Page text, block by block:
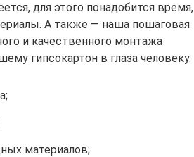
для этого понадобится время,
А также — наша пошаговая
и качественного монтажа
гипсокартон в глаза человеку.
материалов;